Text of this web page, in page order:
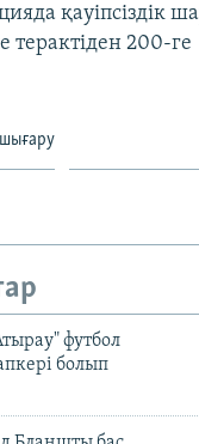
қауіпсіздік
200-ге
футбол
болып